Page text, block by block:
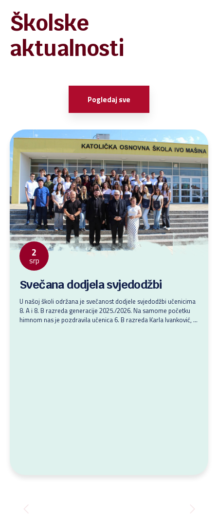
Školske
aktualnosti
Pogledaj sve
2
srp
Svečana dodjela svjedodžbi
U našoj školi održana je svečanost dodjele svjedodžbi učenicima
8. A i 8. B razreda generacije 2025./2026. Na samome početku
himnom nas je pozdravila učenica 6. B razreda Karla Ivanković, a